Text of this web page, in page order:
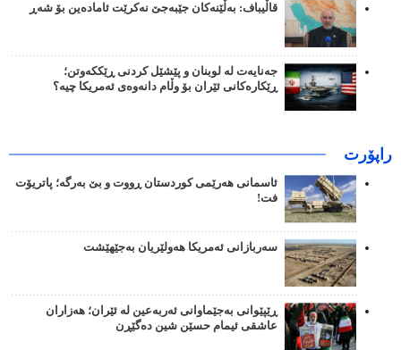
قاڵیباف: بەڵێنەکان جێبەجێ نەکرێت ئامادەین بۆ شەڕ
جەنایەت لە لوبنان و پێشێل کردنی ڕێککەوتن؛
ڕێکارەکانی ئێران بۆ وڵام دانەوەی ئەمریکا چیە؟
راپۆرت
ئاسمانی هەرێمی کوردستان ڕووت و بێ بەرگە؛ پاتریۆت
فت!
سەربازانی ئەمریکا هەولێریان بەجێهێشت
ڕێپێوانی بەجێماوانی ئەربەعین لە ئێران؛ هەزاران
عاشقی ئیمام حسێن شین دەگێڕن